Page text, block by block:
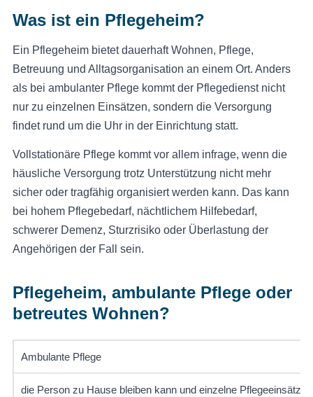
Was ist ein Pflegeheim?
Ein Pflegeheim bietet dauerhaft Wohnen, Pflege,
Betreuung und Alltagsorganisation an einem Ort. Anders
als bei ambulanter Pflege kommt der Pflegedienst nicht
nur zu einzelnen Einsätzen, sondern die Versorgung
findet rund um die Uhr in der Einrichtung statt.
Vollstationäre Pflege kommt vor allem infrage, wenn die
häusliche Versorgung trotz Unterstützung nicht mehr
sicher oder tragfähig organisiert werden kann. Das kann
bei hohem Pflegebedarf, nächtlichem Hilfebedarf,
schwerer Demenz, Sturzrisiko oder Überlastung der
Angehörigen der Fall sein.
Pflegeheim, ambulante Pflege oder
betreutes Wohnen?
Ambulante Pflege
die Person zu Hause bleiben kann und einzelne Pflegeeinsätze